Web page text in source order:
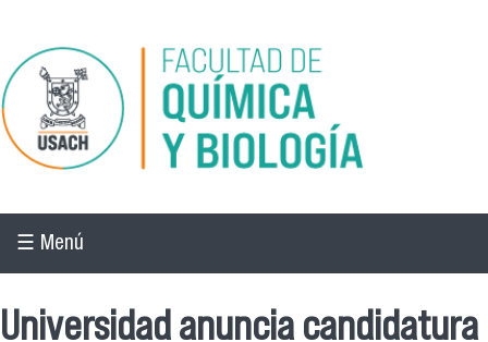
Pasar al contenido principal
☰ Menú
Universidad anuncia candidatura